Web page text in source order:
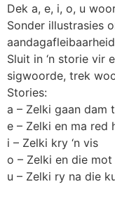
Dek a, e, i, o, u
Sonder illustrasies
aandagafleibaarheid
Sluit in ‘n storie vir
sigwoorde, trek
Stories:
a – Zelki gaan dam
e – Zelki en ma red
i – Zelki kry ‘n vis
o – Zelki en die mot
u – Zelki ry na die